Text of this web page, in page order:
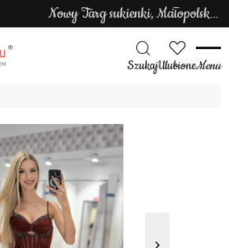
Nowy Targ sukienki, Małopolska sukienki
SzukajUlubioneMenu